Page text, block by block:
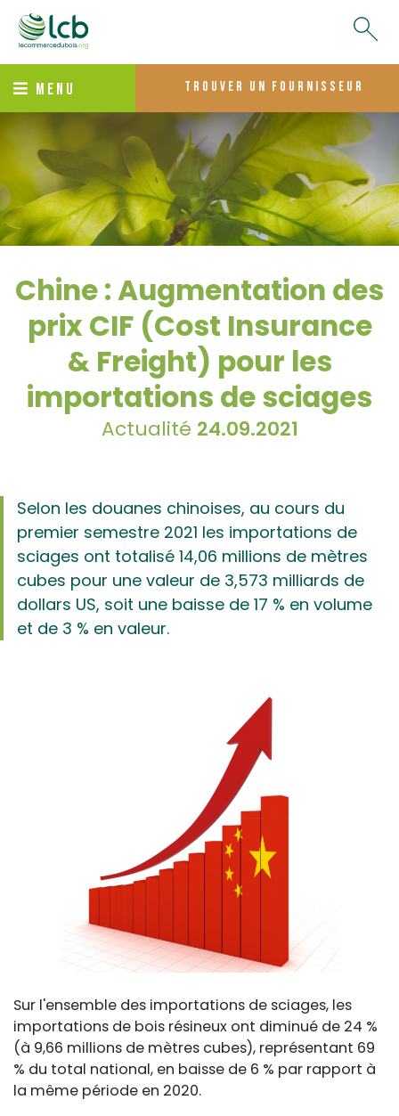
MENU trouver un fournisseur
Chine : Augmentation des
prix CIF (Cost Insurance
& Freight) pour les
importations de sciages
Actualité 24.09.2021
Selon les douanes chinoises, au cours du
premier semestre 2021 les importations de
sciages ont totalisé 14,06 millions de mètres
cubes pour une valeur de 3,573 milliards de
dollars US, soit une baisse de 17 % en volume
et de 3 % en valeur.
Sur l'ensemble des importations de sciages, les
importations de bois résineux ont diminué de 24 %
(à 9,66 millions de mètres cubes), représentant 69
% du total national, en baisse de 6 % par rapport à
la même période en 2020.